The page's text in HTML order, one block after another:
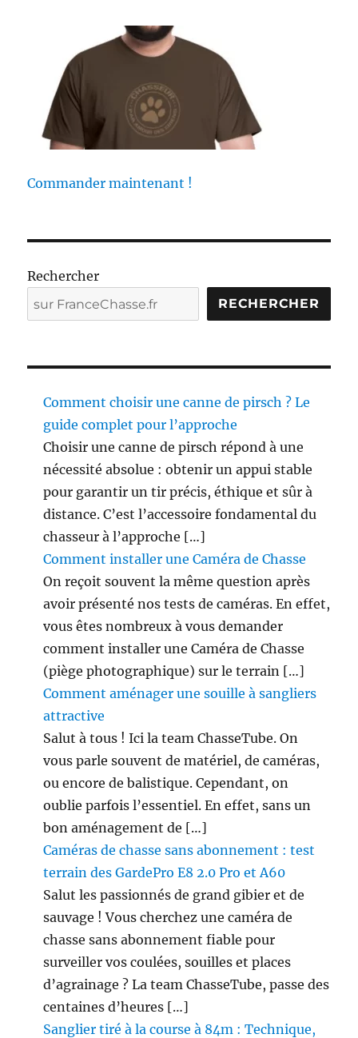
Commander maintenant !
Rechercher
RECHERCHER
Comment choisir une canne de pirsch ? Le
guide complet pour l’approche
Choisir une canne de pirsch répond à une
nécessité absolue : obtenir un appui stable
pour garantir un tir précis, éthique et sûr à
distance. C’est l’accessoire fondamental du
chasseur à l’approche […]
Comment installer une Caméra de Chasse
On reçoit souvent la même question après
avoir présenté nos tests de caméras. En effet,
vous êtes nombreux à vous demander
comment installer une Caméra de Chasse
(piège photographique) sur le terrain […]
Comment aménager une souille à sangliers
attractive
Salut à tous ! Ici la team ChasseTube. On
vous parle souvent de matériel, de caméras,
ou encore de balistique. Cependant, on
oublie parfois l’essentiel. En effet, sans un
bon aménagement de […]
Caméras de chasse sans abonnement : test
terrain des GardePro E8 2.0 Pro et A60
Salut les passionnés de grand gibier et de
sauvage ! Vous cherchez une caméra de
chasse sans abonnement fiable pour
surveiller vos coulées, souilles et places
d’agrainage ? La team ChasseTube, passe des
centaines d’heures […]
Sanglier tiré à la course à 84m : Technique,